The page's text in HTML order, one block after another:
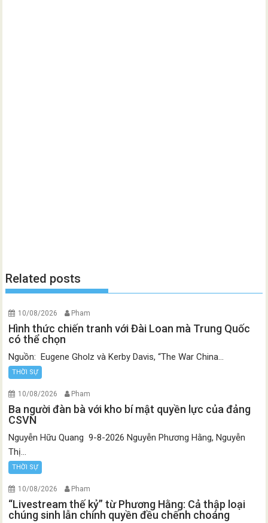
Related posts
10/08/2026 Pham
Hình thức chiến tranh với Đài Loan mà Trung Quốc
có thể chọn
Nguồn: Eugene Gholz và Kerby Davis, “The War China...
THỜI SỰ
10/08/2026 Pham
Ba người đàn bà với kho bí mật quyền lực của đảng
CSVN
Nguyễn Hữu Quang 9-8-2026 Nguyễn Phương Hằng, Nguyễn
Thị...
THỜI SỰ
10/08/2026 Pham
“Livestream thế kỷ” từ Phương Hằng: Cả thập loại
chúng sinh lẫn chính quyền đều chếnh choáng